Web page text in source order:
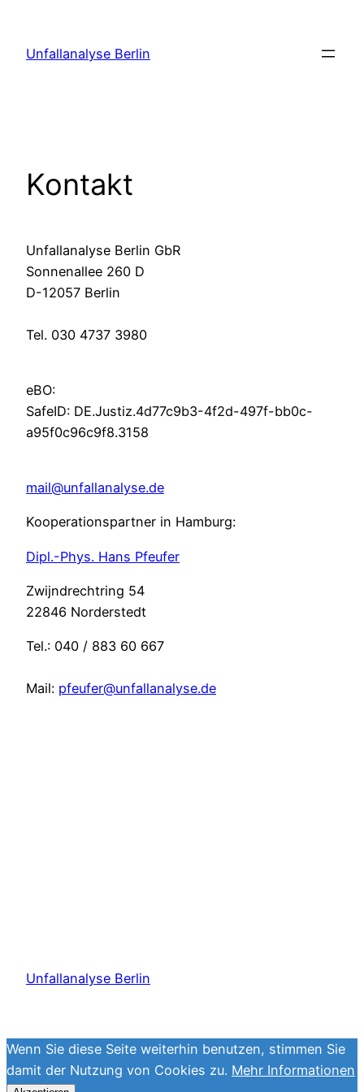
springen
Unfallanalyse Berlin
Kontakt
Unfallanalyse Berlin GbR
Sonnenallee 260 D
D-12057 Berlin
Tel. 030 4737 3980
eBO:
SafeID: DE.Justiz.4d77c9b3-4f2d-497f-bb0c-
a95f0c96c9f8.3158
mail@unfallanalyse.de
Kooperationspartner in Hamburg:
Dipl.-Phys. Hans Pfeufer
Zwijndrechtring 54
22846 Norderstedt
Tel.: 040 / 883 60 667
Mail: pfeufer@unfallanalyse.de
Unfallanalyse Berlin
Wenn Sie diese Seite weiterhin benutzen, stimmen Sie
damit der Nutzung von Cookies zu. Mehr Informationen